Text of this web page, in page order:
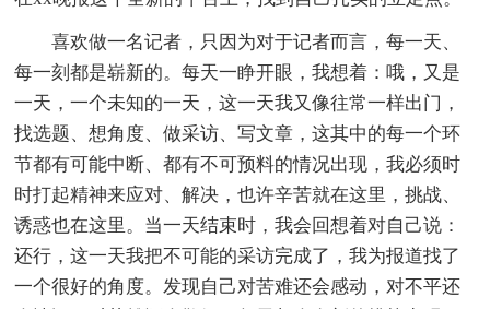
喜欢做一名记者，只因为对于记者而言，每一天、
每一刻都是崭新的。每天一睁开眼，我想着：哦，又是
一天，一个未知的一天，这一天我又像往常一样出门，
找选题、想角度、做采访、写文章，这其中的每一个环
节都有可能中断、都有不可预料的情况出现，我必须时
时打起精神来应对、解决，也许辛苦就在这里，挑战、
诱惑也在这里。当一天结束时，我会回想着对自己说：
还行，这一天我把不可能的采访完成了，我为报道找了
一个很好的角度。发现自己对苦难还会感动，对不平还